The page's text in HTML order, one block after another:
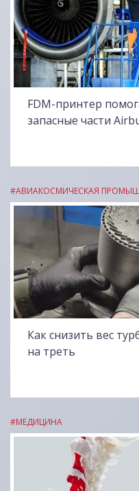
FDM-принтер
запасные части
Как снизить вес
на треть
#АВИАКОСМИЧЕСКАЯ
#МЕДИЦИНА